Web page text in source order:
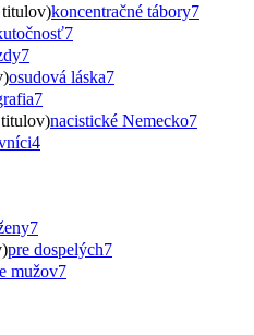
titulov)koncentračné tábory7
7
7
osudová láska7
7
nacistické Nemecko7
4
7
pre dospelých7
mužov7